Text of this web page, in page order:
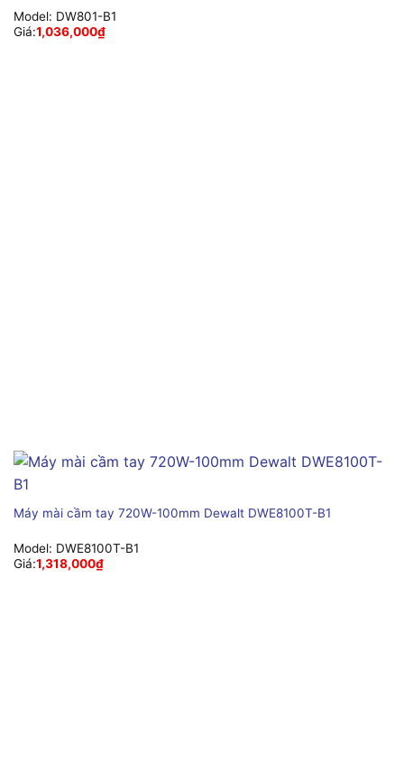
Model: DW801-B1
Giá:1,036,000₫
Máy mài cầm tay 720W-100mm Dewalt DWE8100T-B1
Model: DWE8100T-B1
Giá:1,318,000₫